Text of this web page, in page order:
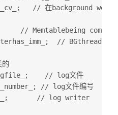
// 在background work
// Memtablebeing
// BGthread 用来
的
// log文件
// log文件编号
// log writer